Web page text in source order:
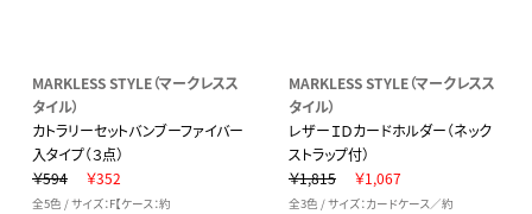
MARKLESS STYLE（マークレスス
タイル）
カトラリーセットバンブーファイバー
入タイプ（３点）
￥594
￥352
全5色 / サイズ：F【ケース：約
MARKLESS STYLE（マークレスス
タイル）
レザーＩＤカードホルダー（ネック
ストラップ付）
￥1,815
￥1,067
全3色 / サイズ：カードケース／約